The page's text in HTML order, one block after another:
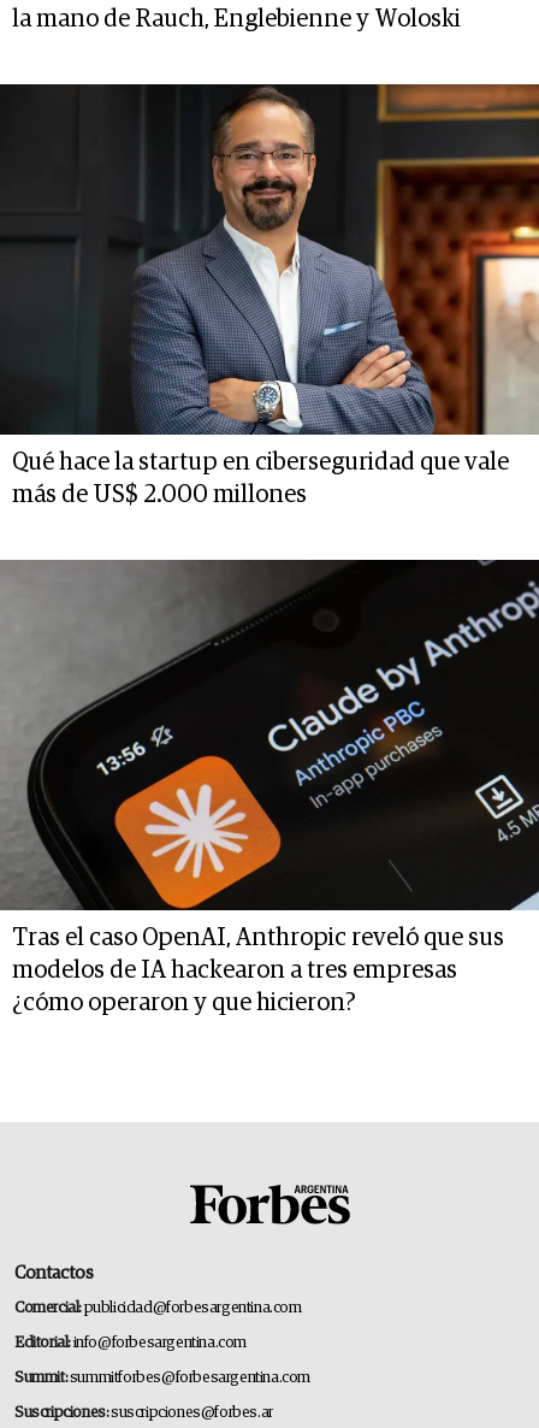
la mano de Rauch, Englebienne y Woloski
Qué hace la startup en ciberseguridad que vale
más de US$ 2.000 millones
Tras el caso OpenAI, Anthropic reveló que sus
modelos de IA hackearon a tres empresas
¿cómo operaron y que hicieron?
Contactos
Comercial:publicidad@forbesargentina.com
Editorial:info@forbesargentina.com
Summit:summitforbes@forbesargentina.com
Suscripciones:suscripciones@forbes.ar